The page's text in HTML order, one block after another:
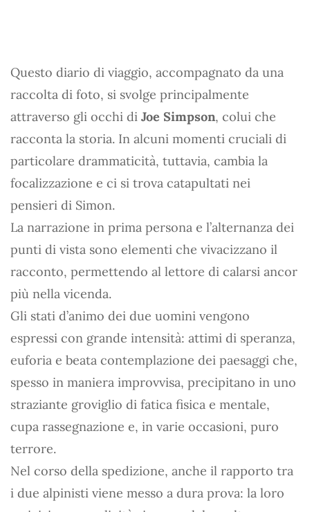
Questo diario di viaggio, accompagnato da una
raccolta di foto, si svolge principalmente
attraverso gli occhi di Joe Simpson, colui che
racconta la storia. In alcuni momenti cruciali di
particolare drammaticità, tuttavia, cambia la
focalizzazione e ci si trova catapultati nei
pensieri di Simon.
La narrazione in prima persona e l’alternanza dei
punti di vista sono elementi che vivacizzano il
racconto, permettendo al lettore di calarsi ancor
più nella vicenda.
Gli stati d’animo dei due uomini vengono
espressi con grande intensità: attimi di speranza,
euforia e beata contemplazione dei paesaggi che,
spesso in maniera improvvisa, precipitano in uno
straziante groviglio di fatica fisica e mentale,
cupa rassegnazione e, in varie occasioni, puro
terrore.
Nel corso della spedizione, anche il rapporto tra
i due alpinisti viene messo a dura prova: la loro